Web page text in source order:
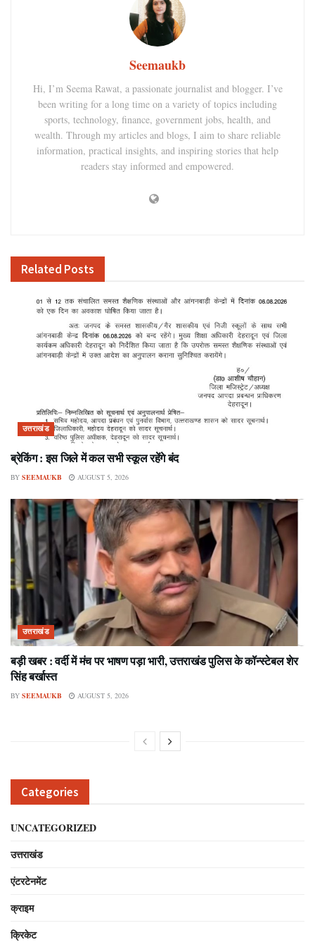
Seemaukb
Hi, I’m Seema Rawat, a passionate journalist and blogger. I’ve
been writing for a long time on a variety of topics including
sports, technology, finance, government jobs, health, and
wealth. Through my articles and blogs, I aim to share reliable
information, practical insights, and inspiring stories that help
readers stay informed and empowered.
Related Posts
उत्तराखंड
ब्रेकिंग : इस जिले में कल सभी स्कूल रहेंगे बंद
BY SEEMAUKB AUGUST 5, 2026
उत्तराखंड
बड़ी खबर : वर्दी में मंच पर भाषण पड़ा भारी, उत्तराखंड पुलिस के कॉन्स्टेबल शेर
सिंह बर्खास्त
BY SEEMAUKB AUGUST 5, 2026
Categories
UNCATEGORIZED
उत्तराखंड
एंटरटेनमेंट
क्राइम
क्रिकेट